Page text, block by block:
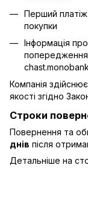
Перший
покупки
Інформація
попередження
Компанія
якості згідно
Строки
Повернення та
днів після
Детальніше на